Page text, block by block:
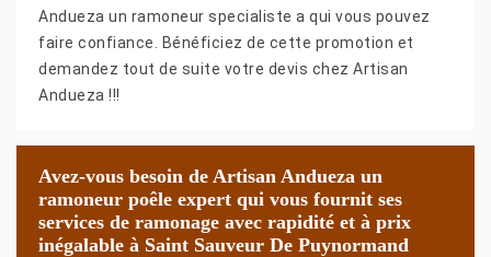
Andueza un ramoneur specialiste a qui vous pouvez
faire confiance. Bénéficiez de cette promotion et
demandez tout de suite votre devis chez Artisan
Andueza !!!
Avez-vous besoin de Artisan Andueza un
ramoneur poêle expert qui vous fournit ses
services de ramonage avec rapidité et à prix
inégalable à Saint Sauveur De Puynormand